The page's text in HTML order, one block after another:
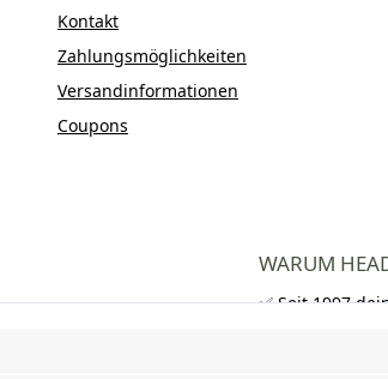
Kontakt
Zahlungsmöglichkeiten
Versandinformationen
Coupons
WARUM
✅ Seit 1997